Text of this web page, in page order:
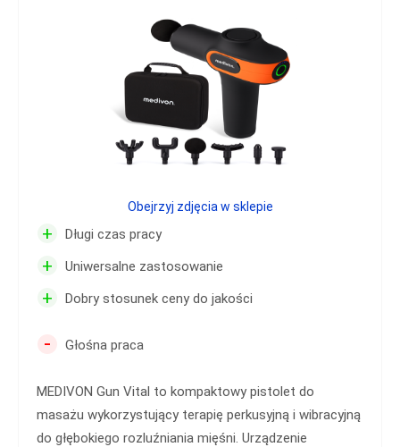
+ Długi czas pracy
+ Uniwersalne zastosowanie
+ Dobry stosunek ceny do jakości
- Głośna praca
MEDIVON Gun Vital to kompaktowy pistolet do
masażu wykorzystujący terapię perkusyjną i wibracyjną
do głębokiego rozluźniania mięśni. Urządzenie
Obejrzyj zdjęcia w sklepie